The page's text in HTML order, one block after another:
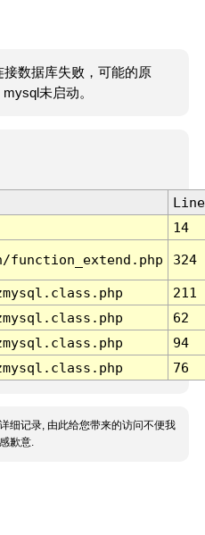
数据库失败，可能的原
未启动。
Line
14
324
211
62
94
76
细记录, 由此给您带来的访问不便我
歉意.